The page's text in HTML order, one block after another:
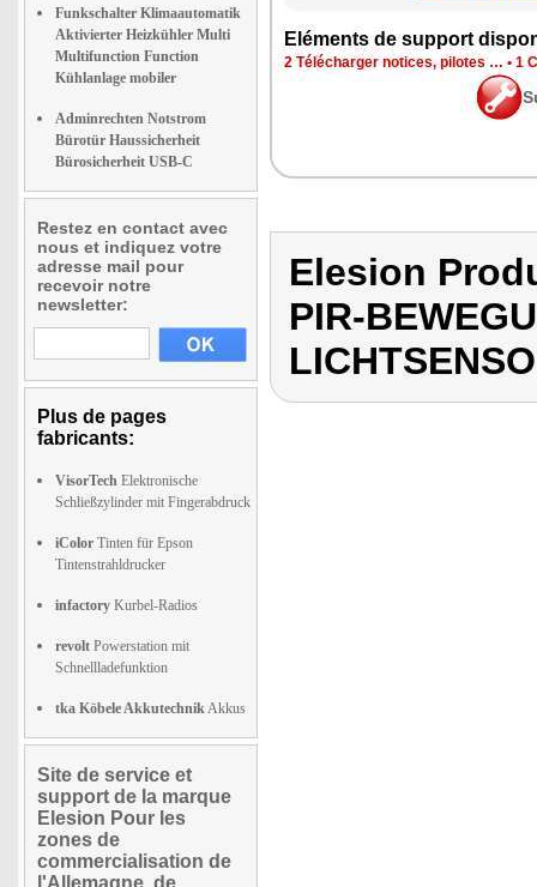
Funkschalter Klimaautomatik
Aktivierter Heizkühler Multi
Multifunction Function
Kühlanlage mobiler
Adminrechten Notstrom
Bürotür Haussicherheit
Bürosicherheit USB-C
Restez en contact avec
nous et indiquez votre
adresse mail pour
recevoir notre
newsletter:
Plus de pages
fabricants:
VisorTech Elektronische
Schließzylinder mit Fingerabdruck
iColor Tinten für Epson
Tintenstrahldrucker
infactory Kurbel-Radios
revolt Powerstation mit
Schnellladefunktion
tka Köbele AkkutechnikAkkus
Site de service et
support de la marque
Elesion Pour les
zones de
commercialisation de
l'Allemagne, de
Eléments de support
2 Télécharger notices, pilotes … • 1
Elesion
PIR-